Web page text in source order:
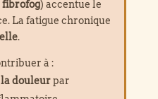
fibrofog) accentue le
La fatigue chronique
.
à :
la douleurpar